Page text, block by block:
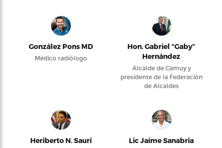
González Pons MD
Médico radiólogo
Hon. Gabriel “Gaby”
Hernández
Alcalde de Camuy y
presidente de la Federación
de Alcaldes
Heriberto N. Saurí Lic Jaime Sanabria